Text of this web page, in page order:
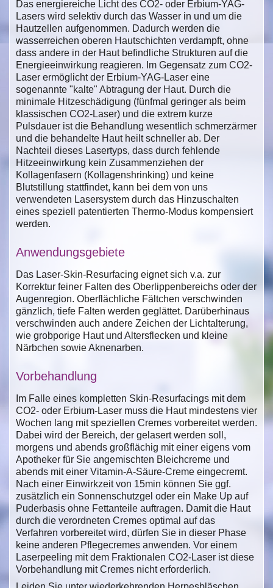
Das energiereiche Licht des CO2- oder Erbium-YAG-
Lasers wird selektiv durch das Wasser in und um die
Hautzellen aufgenommen. Dadurch werden die
wasserreichen oberen Hautschichten verdampft, ohne
dass andere in der Haut befindliche Strukturen auf die
Energieeinwirkung reagieren. Im Gegensatz zum CO2-
Laser ermöglicht der Erbium-YAG-Laser eine
sogenannte "kalte" Abtragung der Haut. Durch die
minimale Hitzeschädigung (fünfmal geringer als beim
klassischen CO2-Laser) und die extrem kurze
Pulsdauer ist die Behandlung wesentlich schmerzärmer
und die behandelte Haut heilt schneller ab. Der
Nachteil dieses Lasertyps, dass durch fehlende
Hitzeeinwirkung kein Zusammenziehen der
Kollagenfasern (Kollagenshrinking) und keine
Blutstillung stattfindet, kann bei dem von uns
verwendeten Lasersystem durch das Hinzuschalten
eines speziell patentierten Thermo-Modus kompensiert
werden.
Anwendungsgebiete
Das Laser-Skin-Resurfacing eignet sich v.a. zur
Korrektur feiner Falten des Oberlippenbereichs oder der
Augenregion. Oberflächliche Fältchen verschwinden
gänzlich, tiefe Falten werden geglättet. Darüberhinaus
verschwinden auch andere Zeichen der Lichtalterung,
wie grobporige Haut und Altersflecken und kleine
Närbchen sowie Aknenarben.
Vorbehandlung
Im Falle eines kompletten Skin-Resurfacings mit dem
CO2- oder Erbium-Laser muss die Haut mindestens vier
Wochen lang mit speziellen Cremes vorbereitet werden.
Dabei wird der Bereich, der gelasert werden soll,
morgens und abends großflächig mit einer eigens vom
Apotheker für Sie angemischten Bleichcreme und
abends mit einer Vitamin-A-Säure-Creme eingecremt.
Nach einer Einwirkzeit von 15min können Sie ggf.
zusätzlich ein Sonnenschutzgel oder ein Make Up auf
Puderbasis ohne Fettanteile auftragen. Damit die Haut
durch die verordneten Cremes optimal auf das
Verfahren vorbereitet wird, dürfen Sie in dieser Phase
keine anderen Pflegecremes anwenden. Vor einem
Laserpeeling mit dem Fraktionalen CO2-Laser ist diese
Vorbehandlung mit Cremes nicht erforderlich.